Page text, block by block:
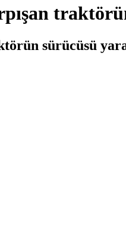
sürücüsü